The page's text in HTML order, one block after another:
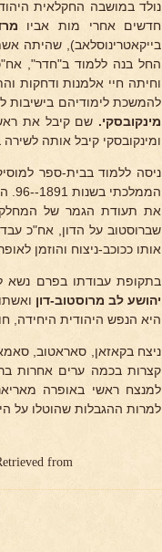
חדשים אחרי מות אביו
בייקאטרינוסלאב), שהיתה
החל בנה ללמוד ב"חדר", אח"כ
וחיתה חיי אלמנות ודחקות
להמשכת לימודיהם בישיבות
מינקובסקי.
ומינקובסקי קיבל אותה
ניסה ללמוד בבית-ספר
את תעודת הגמר של
שברוסטוב על הדון, אח"כ
אותו ככוכב-ניצוח והוזמן
בתקופת עבודתו בפרם
יהושע לב מרוסטוב-דון ואשתו
היא הנפש היהודית היחידה,
ניצח בקאזאן, סאראטוב,
למנצח ראשי באופרה
למרות ההגבלות שהוטלו על
from